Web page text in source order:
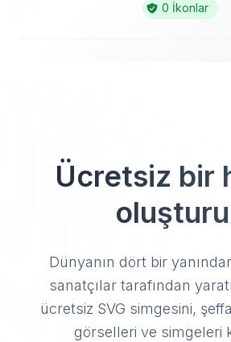
0 İkonlar
Ücretsiz bir
Dünyanın dört bir
sanatçılar tarafından
ücretsiz SVG simgesini,
görselleri ve simgeleri